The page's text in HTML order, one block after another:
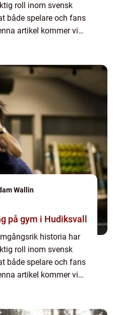
roll inom svensk
både spelare och fans
artikel kommer vi
Wallin
på gym i Hudiksvall
historia har
roll inom svensk
både spelare och fans
artikel kommer vi